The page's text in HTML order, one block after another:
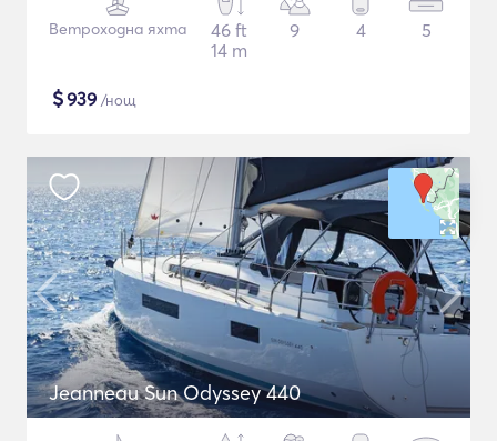
Ветроходна яхта
46 ft
14 m
9 4 5
$939 /нощ
Jeanneau Sun Odyssey 440